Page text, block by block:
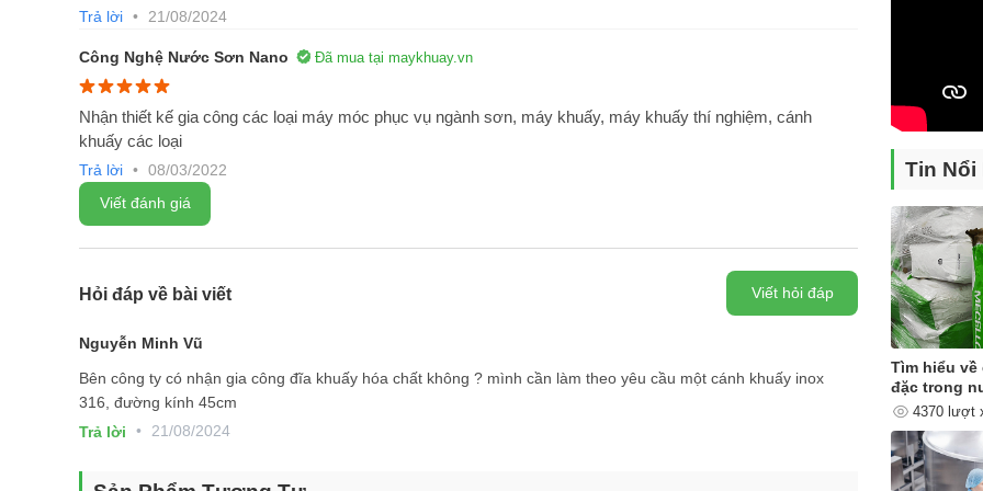
Trả lời • 21/08/2024
Công Nghệ Nước Sơn Nano Đã mua tại maykhuay.vn
Nhận thiết kế gia công các loại máy móc phục vụ ngành sơn, máy khuấy, máy khuấy thí nghiệm, cánh
khuấy các loại
Trả lời • 08/03/2022
Viết đánh giá
Hỏi đáp về bài viết Viết hỏi đáp
Nguyễn Minh Vũ
Bên công ty có nhận gia công đĩa khuấy hóa chất không ? mình cần làm theo yêu cầu một cánh khuấy inox
316, đường kính 45cm
Trả lời
• 21/08/2024
Tin Nổi
Tìm hiểu về
đặc trong
4370 lượt